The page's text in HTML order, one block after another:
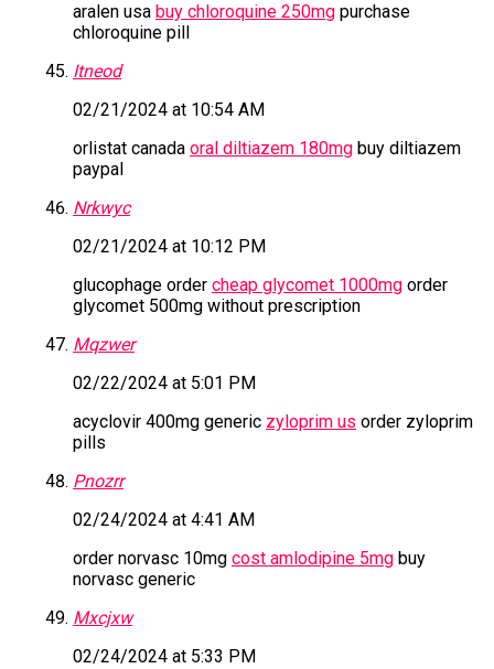
aralen usa buy chloroquine 250mgpurchase
chloroquine pill
Itneod
02/21/2024 at 10:54 AM
orlistat canada oral diltiazem 180mgbuy diltiazem
paypal
Nrkwyc
02/21/2024 at 10:12 PM
glucophage order cheap glycomet 1000mgorder
glycomet 500mg without prescription
Mqzwer
02/22/2024 at 5:01 PM
acyclovir 400mg generic zyloprim us order zyloprim
pills
Pnozrr
02/24/2024 at 4:41 AM
order norvasc 10mg cost amlodipine 5mgbuy
norvasc generic
Mxcjxw
02/24/2024 at 5:33 PM